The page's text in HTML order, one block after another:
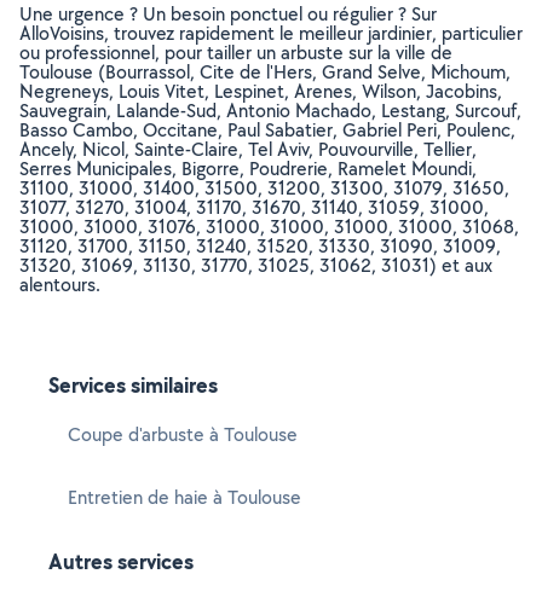
Une urgence ? Un besoin ponctuel ou régulier ? Sur
AlloVoisins, trouvez rapidement le meilleur jardinier, particulier
ou professionnel, pour tailler un arbuste sur la ville de
Toulouse (Bourrassol, Cite de l'Hers, Grand Selve, Michoum,
Negreneys, Louis Vitet, Lespinet, Arenes, Wilson, Jacobins,
Sauvegrain, Lalande-Sud, Antonio Machado, Lestang, Surcouf,
Basso Cambo, Occitane, Paul Sabatier, Gabriel Peri, Poulenc,
Ancely, Nicol, Sainte-Claire, Tel Aviv, Pouvourville, Tellier,
Serres Municipales, Bigorre, Poudrerie, Ramelet Moundi,
31100, 31000, 31400, 31500, 31200, 31300, 31079, 31650,
31077, 31270, 31004, 31170, 31670, 31140, 31059, 31000,
31000, 31000, 31076, 31000, 31000, 31000, 31000, 31068,
31120, 31700, 31150, 31240, 31520, 31330, 31090, 31009,
31320, 31069, 31130, 31770, 31025, 31062, 31031) et aux
alentours.
Services similaires
Coupe d'arbuste à Toulouse
Entretien de haie à Toulouse
Autres services